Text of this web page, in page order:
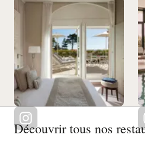
Découvrir tous nos